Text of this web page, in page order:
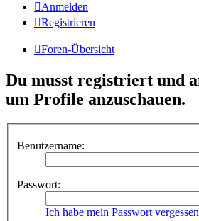
Anmelden
Registrieren
Foren-Übersicht
Du musst registriert und
um Profile anzuschauen.
Benutzername:
Passwort:
Ich habe mein Passwort vergessen